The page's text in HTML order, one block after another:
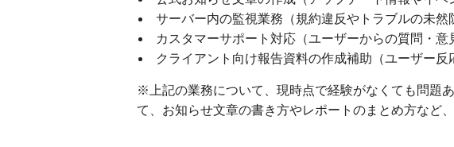
サーバー内の監視業務（規約違反やトラブルの未然
カスタマーサポート対応（ユーザーからの質問・意
クライアント向け報告資料の作成補助（ユーザー反
※上記の業務について、現時点で経験がなくても問題
て、お知らせ文章の書き方やレポートのまとめ方など